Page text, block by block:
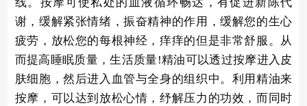
线。按摩可使私处的血液循环畅达，有促进新陈代
谢，缓解紧张情绪，振奋精神的作用，缓解您的生心
疲劳，放松您的每根神经，痒痒的但是非常舒服。从
而提高睡眠质量，生活质量!精油可以透过按摩进入皮
肤细胞，然后进入血管与全身的组织中。利用精油来
按摩，可以达到放松心情，纾解压力的功效，而同时